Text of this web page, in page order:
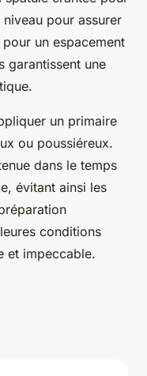
pour assurer
un espacement
garantissent une
un primaire
ou poussiéreux.
dans le temps
évitant ainsi les
conditions
et impeccable.